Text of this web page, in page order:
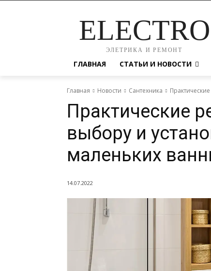
ELECTRO
ЭЛЕТРИКА И РЕМОНТ
ГЛАВНАЯ СТАТЬИ И НОВОСТИ
Главная Новости Сантехника
Практические
выбору и
маленьких
14.07.2022